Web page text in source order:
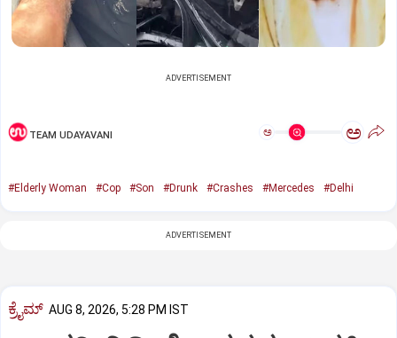
ADVERTISEMENT
TEAM UDAYAVANI ಅ ಅ
#Elderly Woman #Cop #Son #Drunk #Crashes #Mercedes #Delhi
ADVERTISEMENT
ಕ್ರೈಮ್ AUG 8, 2026, 5:28 PM IST